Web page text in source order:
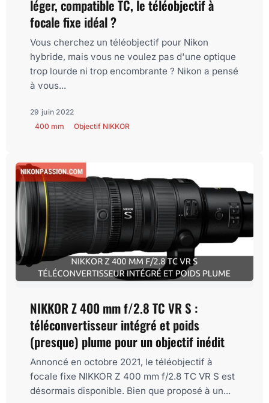
léger, compatible TC, le téléobjectif à
focale fixe idéal ?
Vous cherchez un téléobjectif pour Nikon
hybride, mais vous ne voulez pas d'une optique
trop lourde ni trop encombrante ? Nikon a pensé
à vous...
29 juin 2022
400 mm
Objectif NIKKOR
NIKKOR Z 400 mm f/2.8 TC VR S :
téléconvertisseur intégré et poids
(presque) plume pour un objectif inédit
Annoncé en octobre 2021, le téléobjectif à
focale fixe NIKKOR Z 400 mm f/2.8 TC VR S est
désormais disponible. Bien que proposé à un...